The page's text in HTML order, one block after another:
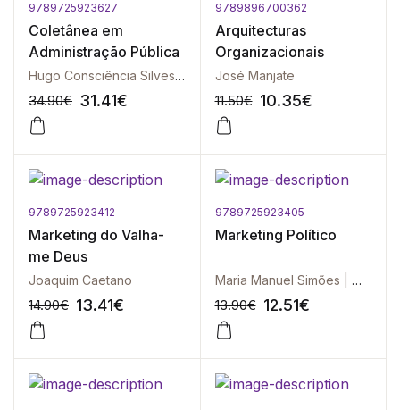
9789725923627
Coletânea em
Administração Pública
Hugo Consciência Silvestre | Joaquim Filipe Araújo
34.90€ 31.41€
9789896700362
Arquitecturas
Organizacionais
José Manjate
11.50€ 10.35€
9789725923412
Marketing do Valha-
me Deus
Joaquim Caetano
14.90€ 13.41€
9789725923405
Marketing Político
Maria Manuel Simões | Maria do Carmo Gravelho | Joaquim Caetano
13.90€ 12.51€